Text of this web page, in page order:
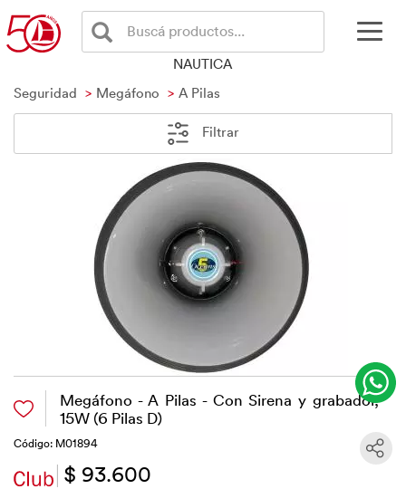
Buscá productos...
NAUTICA
Seguridad
Megáfono A Pilas
Filtrar
Megáfono - A Pilas - Con Sirena y grabador,
15W (6 Pilas D)
Código: M01894
$ 93.600